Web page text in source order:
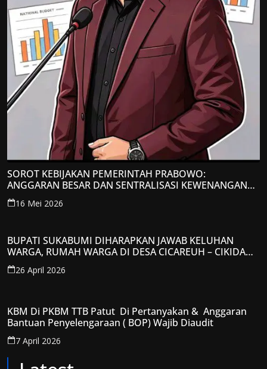
SOROT KEBIJAKAN PEMERINTAH PRABOWO:
ANGGARAN BESAR DAN SENTRALISASI KEWENANGAN
JADI PERHATIAN; LPP-TIPIKOR RI BERIKAN TANGGAPAN
KRITIS
16 Mei 2026
BUPATI SUKABUMI DIHARAPKAN JAWAB KELUHAN
WARGA, RUMAH WARGA DI DESA CICAREUH – CIKIDANG
DIAMBRUKAN
26 April 2026
KBM Di PKBM TTB Patut Di Pertanyakan & Anggaran
Bantuan Penyelengaraan ( BOP) Wajib Diaudit
7 April 2026